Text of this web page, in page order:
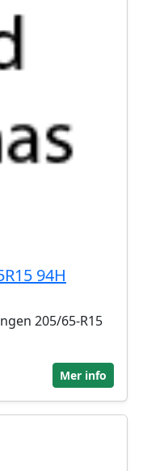
94H
205/65-R15
Mer info